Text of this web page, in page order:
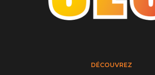
DÉCOUVREZ